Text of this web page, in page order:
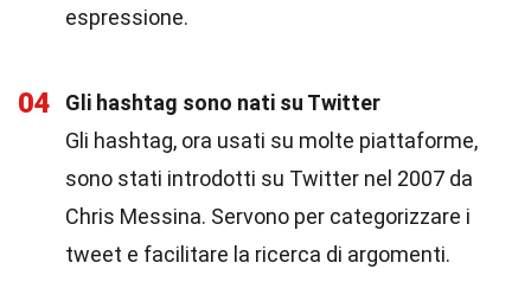
espressione.
04
Gli hashtag sono nati su Twitter
Gli hashtag, ora usati su molte piattaforme,
sono stati introdotti su Twitter nel 2007 da
Chris Messina. Servono per categorizzare i
tweet e facilitare la ricerca di argomenti.